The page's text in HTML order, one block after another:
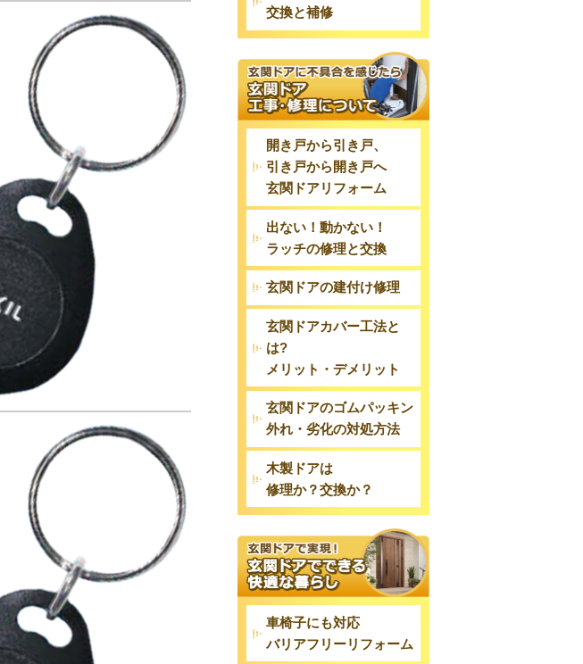
交換と補修
開き戸から引き戸、
引き戸から開き戸へ
玄関ドアリフォーム
出ない！動かない！
ラッチの修理と交換
玄関ドアの建付け修理
玄関ドアカバー工法と
は?
メリット・デメリット
玄関ドアのゴムパッキン
外れ・劣化の対処方法
木製ドアは
修理か？交換か？
車椅子にも対応
バリアフリーリフォーム